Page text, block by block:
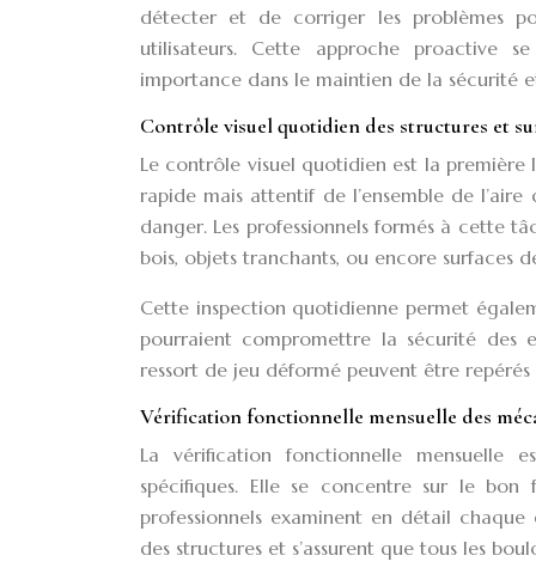
détecter et de corriger les problèmes
utilisateurs. Cette approche proactive
importance dans le maintien de la sécurité
Contrôle visuel quotidien des structures et
Le contrôle visuel quotidien est la première
rapide mais attentif de l’ensemble de
danger. Les professionnels formés à cette
bois, objets tranchants, ou encore surfaces
Cette inspection quotidienne permet
pourraient compromettre la sécurité des
ressort de jeu déformé peuvent être
Vérification fonctionnelle mensuelle des
La vérification fonctionnelle mensuelle
spécifiques. Elle se concentre sur le bon
professionnels examinent en détail
des structures et s’assurent que tous les